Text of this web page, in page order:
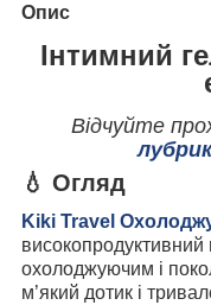
Опис
Інтимний
Відчуйте
💧 Огляд
Kiki Travel
високопродуктивний
охолоджуючим і
м’який дотик і